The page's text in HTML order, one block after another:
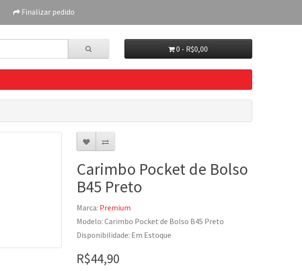
Finalizar pedido
0 - R$0,00
Carimbo Pocket de Bolso
B45 Preto
Marca: Premium
Modelo: Carimbo Pocket de Bolso B45 Preto
Disponibilidade: Em Estoque
R$44,90